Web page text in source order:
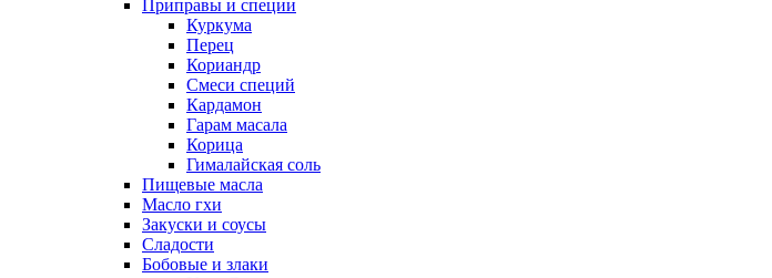
Приправы и специи
Куркума
Перец
Кориандр
Смеси специй
Кардамон
Гарам масала
Корица
Гималайская соль
Пищевые масла
Масло гхи
Закуски и соусы
Сладости
Бобовые и злаки